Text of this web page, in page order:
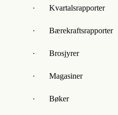
· Kvartalsrapporter
· Bærekraftsrapporter
· Brosjyrer
· Magasiner
· Bøker